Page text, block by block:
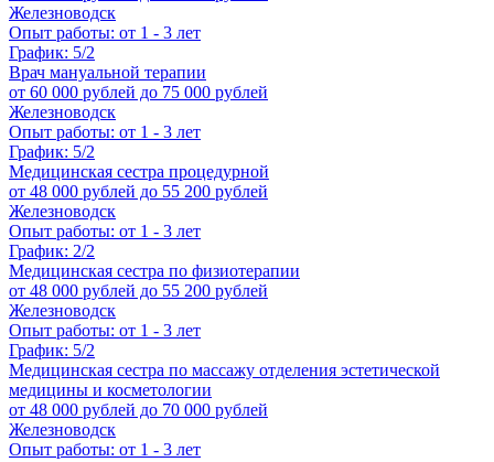
Железноводск
Опыт работы: от 1 - 3 лет
График: 5/2
Врач мануальной терапии
от 60 000 рублей до 75 000 рублей
Железноводск
Опыт работы: от 1 - 3 лет
График: 5/2
Медицинская сестра процедурной
от 48 000 рублей до 55 200 рублей
Железноводск
Опыт работы: от 1 - 3 лет
График: 2/2
Медицинская сестра по физиотерапии
от 48 000 рублей до 55 200 рублей
Железноводск
Опыт работы: от 1 - 3 лет
График: 5/2
Медицинская сестра по массажу отделения эстетической
медицины и косметологии
от 48 000 рублей до 70 000 рублей
Железноводск
Опыт работы: от 1 - 3 лет